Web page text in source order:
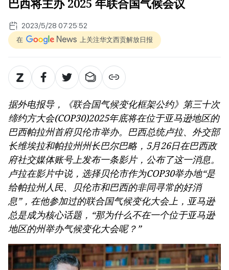
巴西将主办 2025 年联合国气候会议
2023/5/28 07:25:52
在 上关注华文西贡解放日报
据外电报导，《联合国气候变化框架公约》第三十次
缔约方大会(COP30)2025年底将在位于亚马逊地区的
巴西帕拉州首府贝伦市举办。巴西总统卢拉、外交部
长维埃拉和帕拉州州长巴尔巴略，5月26日在巴西政
府社交媒体账号上发布一条影片，公布了这一消息。
卢拉在影片中说，选择贝伦市作为COP30举办地“是
给帕拉州人民、贝伦市和巴西的非同寻常的好消
息”，在他参加过的联合国气候变化大会上，亚马逊
总是成为核心话题，“那为什么不在一个位于亚马逊
地区的州举办气候变化大会呢？”